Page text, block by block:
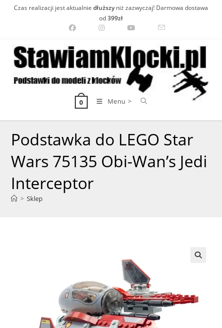
Czas realizacji jest aktualnie dłuższyniż zazwyczaj! Darmowa dostawa
od399zł
0 Menu >
Podstawka do LEGO Star
Wars 75135 Obi-Wan’s Jedi
Interceptor
> Sklep